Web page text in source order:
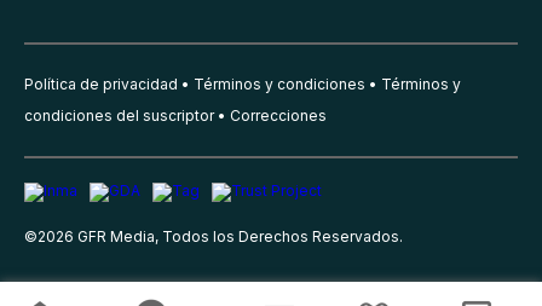
Política de privacidad Términos y condiciones
Términos y
condiciones del suscriptor
Correcciones
©2026 GFR Media, Todos los Derechos Reservados.